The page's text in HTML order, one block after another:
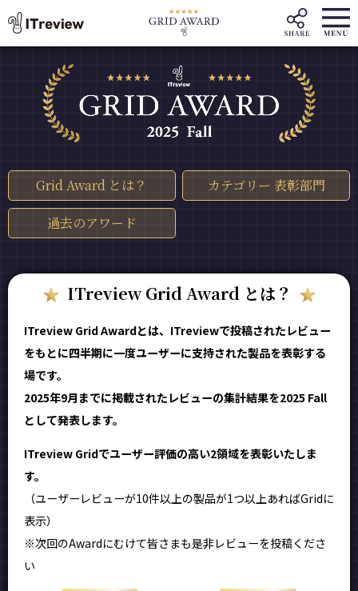
Grid Award とは？ カテゴリー 表彰部門
過去のアワード
ITreview Grid Award とは？
ITreview Grid Awardとは、ITreviewで投稿されたレビュー
をもとに四半期に一度ユーザーに支持された製品を表彰する
場です。
2025年9月までに掲載されたレビューの集計結果を2025 Fall
として発表します。
ITreview Gridでユーザー評価の高い2領域を表彰いたしま
す。
（ユーザーレビューが10件以上の製品が1つ以上あればGridに
表示）
※次回のAwardにむけて皆さまも是非レビューを投稿くださ
い